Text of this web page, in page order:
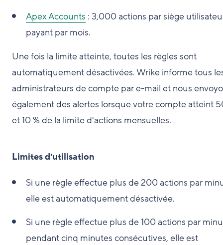
Apex Accounts : 3,000 actions par siège
payant par mois.
Une fois la limite atteinte, toutes les règles sont
automatiquement désactivées. Wrike informe tous
administrateurs de compte par e-mail et nous
également des alertes lorsque votre compte atteint
et 10 % de la limite d'actions mensuelles.
Limites d'utilisation
Si une règle effectue plus de 200 actions par
elle est automatiquement désactivée.
Si une règle effectue plus de 100 actions par
pendant cinq minutes consécutives, elle est